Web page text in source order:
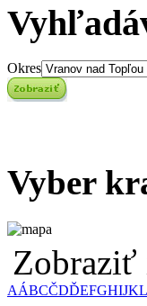
Okres
Vyber
Zobraziť
AÁBCČDĎEFGHIJKL